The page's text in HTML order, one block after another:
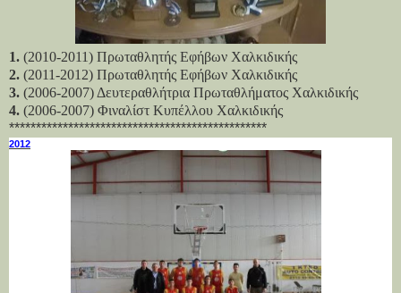
1. (2010-2011) Πρωταθλητής Εφήβων Χαλκιδικής
2. (2011-2012) Πρωταθλητής Εφήβων Χαλκιδικής
3. (2006-2007) Δευτεραθλήτρια Πρωταθλήματος Χαλκιδικής
4. (2006-2007) Φιναλίστ Κυπέλλου Χαλκιδικής
************************************************
2012